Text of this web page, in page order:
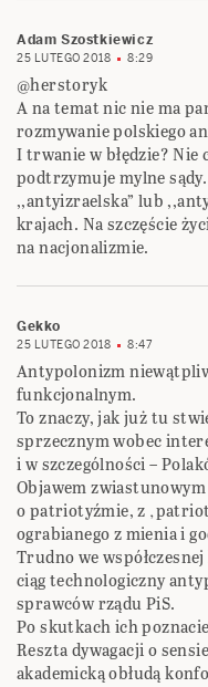
Adam Szostkiewicz
25 LUTEGO 2018 8:29
@herstoryk
A na temat nic nie ma
rozmywanie polskiego
I trwanie w błędzie? Nie
podtrzymuje mylne
,,antyizraelska” lub
krajach. Na szczęście
na nacjonalizmie.
Gekko
25 LUTEGO 2018 8:47
Antypolonizm
funkcjonalnym.
To znaczy, jak już tu
sprzecznym wobec
i w szczególności –
Objawem
o patriotyźmie, z
ograbianego z mienia i
Trudno we
ciąg technologiczny
sprawców rządu PiS.
Po skutkach ich
Reszta dywagacji o
akademicką obłudą